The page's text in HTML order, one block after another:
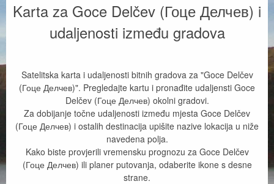
Karta za Goce Delčev (Гоце Делчев) i
udaljenosti između gradova
Satelitska karta i udaljenosti bitnih gradova za "Goce Delčev
(Гоце Делчев)". Pregledajte kartu i pronađite udaljensti Goce
Delčev (Гоце Делчев) okolni gradovi.
Za dobijanje točne udaljenosti između mjesta Goce Delčev
(Гоце Делчев) i ostalih destinacija upišite nazive lokacija u niže
navedena polja.
Kako biste provjerili vremensku prognozu za Goce Delčev
(Гоце Делчев) ili planer putovanja, odaberite ikone s desne
strane.